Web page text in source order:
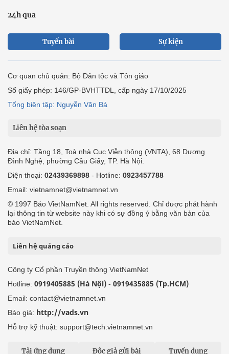
24h qua
Tuyến bài Sự kiện
Cơ quan chủ quản: Bộ Dân tộc và Tôn giáo
Số giấy phép: 146/GP-BVHTTDL, cấp ngày 17/10/2025
Tổng biên tập: Nguyễn Văn Bá
Liên hệ tòa soạn
Địa chỉ: Tầng 18, Toà nhà Cục Viễn thông (VNTA), 68 Dương
Đình Nghệ, phường Cầu Giấy, TP. Hà Nội.
Điện thoại: 02439369898 - Hotline: 0923457788
Email: vietnamnet@vietnamnet.vn
© 1997 Báo VietNamNet. All rights reserved. Chỉ được phát hành
lại thông tin từ website này khi có sự đồng ý bằng văn bản của
báo VietNamNet.
Liên hệ quảng cáo
Công ty Cổ phần Truyền thông VietNamNet
Hotline: 0919405885 (Hà Nội) - 0919435885 (Tp.HCM)
Email: contact@vietnamnet.vn
Báo giá: http://vads.vn
Hỗ trợ kỹ thuật: support@tech.vietnamnet.vn
Tải ứng dụng Độc giả gửi bài Tuyển dụng